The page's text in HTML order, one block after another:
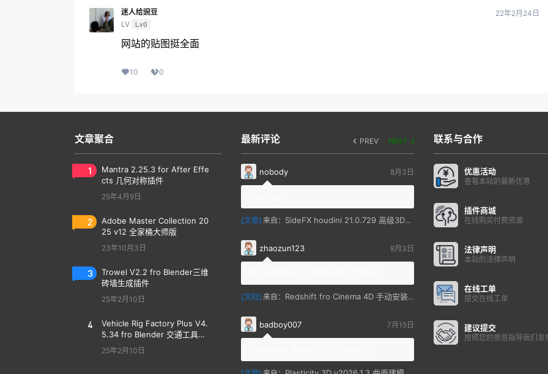
迷人给豌豆
LV Lv0
22年2月24日
网站的贴图挺全面
10 0
文章聚合
1
Mantra 2.25.3 for After Effe
cts 几何对称插件
25年4月9日
2
Adobe Master Collection 20
25 v12 全家桶大师版
23年10月3日
3
Trowel V2.2 fro Blender三维
砖墙生成插件
25年2月10日
4
Vehicle Rig Factory Plus V4.
5.34 fro Blender 交通工具汽
车绑定插件
25年2月10日
最新评论 PREV NEXT
nobody 8月3日
[文章] 来自： SideFX houdini 21.0.729 高级3D特效软件
zhaozun123 8月3日
[文档] 来自： Redshift fro Cinema 4D 手动安装教程
badboy007 7月15日
联系与合作
优惠活动
查看本站的最新优惠
插件商城
在线购买付费资源
法律声明
本站的法律声明
在线工单
提交在线工单
建议提交
按照您的意愿指导我们发